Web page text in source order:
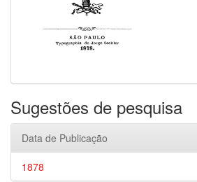
Sugestões de pesquisa
Data de Publicação
1878